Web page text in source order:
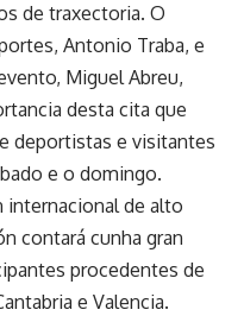
de traxectoria. O
Antonio Traba, e
Miguel Abreu,
desta cita que
deportistas e visitantes
e o domingo.
internacional de alto
contará cunha gran
procedentes de
e Valencia.